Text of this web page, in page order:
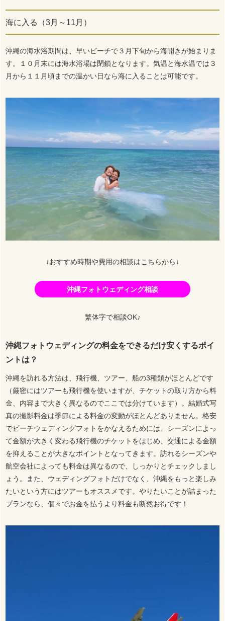
海に入る（3月～11月）
沖縄の海水浴期間は、早いビーチで３月下旬から海開きが始まりま
す。１０月末には海水浴場は閉鎖となります。気温と海水温では３
月から１１月頃までの温かい日なら海に入ることは可能です。
↓おすすめ時期や費用の相談はこちらから↓
沖縄フォトウェディング相談
繁体字で相談OK♪
沖縄フォトウェディングの料金をできるだけ安くするポイ
ントは？
沖縄を訪れる方法は、飛行機、ツアー、船の3種類がほとんどです
（厳密にはツアーも飛行機を使いますが、チケットの取り方から料
金、内容まで大きく異なるのでここでは分けています）。結婚式写
真の撮影料金は季節による料金の変動がほとんどありません。格安
でビーチウェディングフォトをかなえるためには、シーズンによっ
て金額が大きく変わる飛行機のチケットをはじめ、交通による金額
を抑えることが大きなポイントとなってきます。訪れるシーズンや
航空会社によっても料金は異なるので、しっかりとチェックしまし
ょう。また、ウェディングフォトだけでなく、沖縄をもっと楽しみ
たいという方にはツアーもオススメです。やりたいことが詰まった
プランなら、個々でお金を払うより料金も断然お得です！